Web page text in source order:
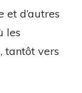
et d’autres
les
tantôt vers